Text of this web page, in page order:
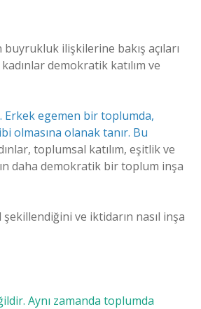
ilişkilerine bakış açıları
demokratik katılım ve
Erkek egemen bir toplumda,
olmasına olanak tanır. Bu
toplumsal katılım, eşitlik ve
daha demokratik bir toplum inşa
şekillendiğini ve iktidarın nasıl inşa
Aynı zamanda toplumda